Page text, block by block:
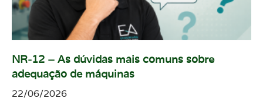
NR-12 – As dúvidas mais comuns sobre
adequação de máquinas
22/06/2026